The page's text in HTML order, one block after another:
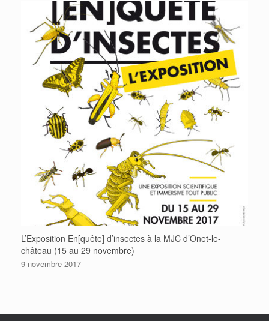
L’Exposition En[quête] d’insectes à la MJC d’Onet-le-
château (15 au 29 novembre)
9 novembre 2017